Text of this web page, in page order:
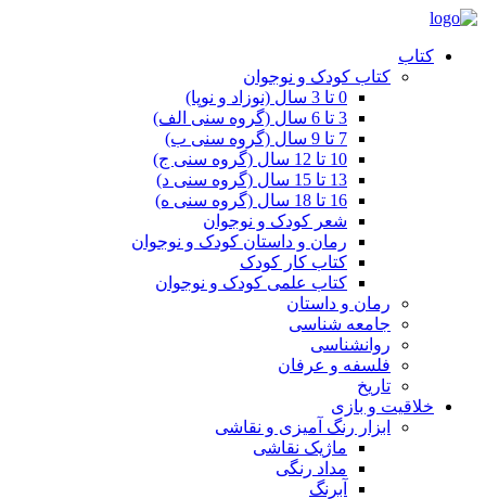
کتاب
کتاب کودک و نوجوان
0 تا 3 سال (نوزاد و نوپا)
3 تا 6 سال (گروه سنی الف)
7 تا 9 سال (گروه سنی ب)
10 تا 12 سال (گروه سنی ج)
13 تا 15 سال (گروه سنی د)
16 تا 18 سال (گروه سنی ه)
شعر کودک و نوجوان
رمان و داستان کودک و نوجوان
کتاب کار کودک
کتاب علمی کودک و نوجوان
رمان و داستان
جامعه شناسی
روانشناسی
فلسفه و عرفان
تاریخ
خلاقیت و بازی
ابزار رنگ آمیزی و نقاشی
ماژیک نقاشی
مداد رنگی
آبرنگ